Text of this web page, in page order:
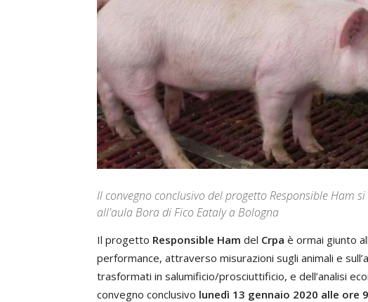
Il convegno conclusivo del progetto Responsible Ham
all'aula Bora di Fico Eataly a Bologna
Il progetto Responsible Ham del Crpa è ormai giunto
performance, attraverso misurazioni sugli animali e
trasformati in salumificio/prosciuttificio, e dell’analisi
convegno conclusivo lunedì 13 gennaio 2020 alle ore